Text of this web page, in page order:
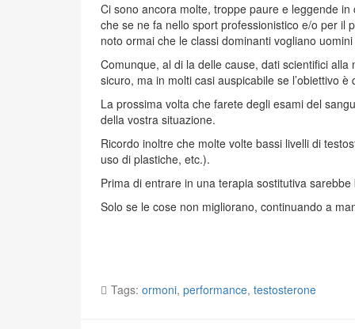
Ci sono ancora molte, troppe paure e leggende
che se ne fa nello sport professionistico e/o per il
noto ormai che le classi dominanti vogliano
Comunque, al di la delle cause, dati scientifici
sicuro, ma in molti casi auspicabile se l’obiettivo
La prossima volta che farete degli esami del
della vostra situazione.
Ricordo inoltre che molte volte bassi livelli di
uso di plastiche, etc.).
Prima di entrare in una terapia sostitutiva
Solo se le cose non migliorano, continuando a
Tags: ormoni, performance, testosterone